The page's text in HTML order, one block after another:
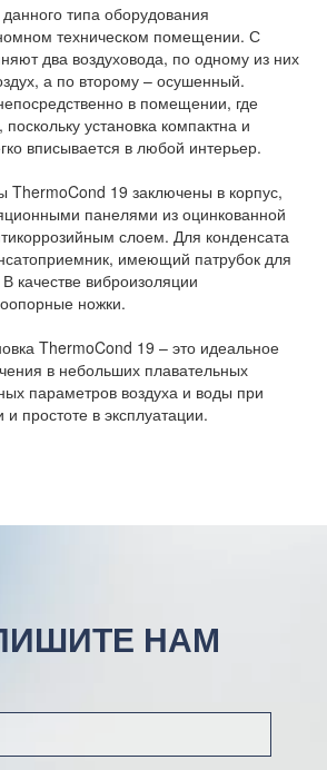
типа оборудования
техническом помещении. С
два воздуховода, по одному из них
а по второму – осушенный.
в помещении, где
установка компактна и
вписывается в любой интерьер.
ThermoCond 19 заключены в корпус,
панелями из оцинкованной
слоем. Для конденсата
имеющий патрубок для
качестве виброизоляции
ножки.
ThermoCond 19 – это идеальное
в небольших плавательных
параметров воздуха и воды при
простоте в эксплуатации.
НАМ